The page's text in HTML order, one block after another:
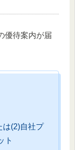
優待案内が届
(2)自社プ
ト